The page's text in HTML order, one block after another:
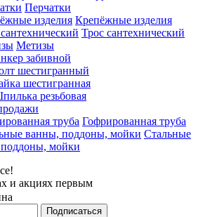
Перчатки
Крепёжные изделия
Трос сантехнический
Метизы
забивной
шестигранный
шестигранная
резьбовая
Гофрированная труба
Стальные
мойки
и акциях первым